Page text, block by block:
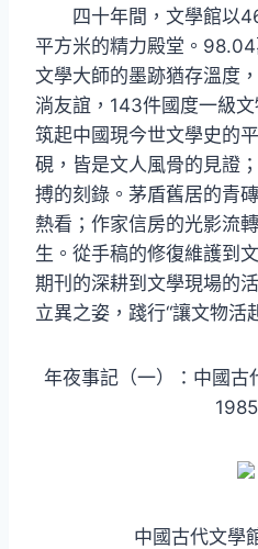
四十年間，文學館以
平方米的精力殿堂。98.04
文學大師的墨跡猶存溫度
淌友誼，143件國度一級
筑起中國現今世文學史的
硯，皆是文人風骨的見證
搏的刻錄。茅盾舊居的青
熱看；作家信房的光影流
生。從手稿的修復維護到
期刊的深耕到文學現場的
立異之姿，踐行“讓文物活
年夜事記（一）：中國古
1985
中國古代文學